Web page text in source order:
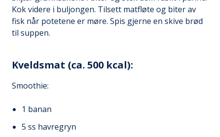
Kok videre i buljongen. Tilsett matfløte og biter av
fisk når potetene er møre. Spis gjerne en skive brød
til suppen.
Kveldsmat (ca. 500 kcal):
Smoothie:
1 banan
5 ss havregryn